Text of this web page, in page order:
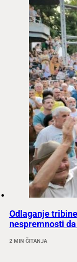
Odlaganje
nespremnosti
2 MIN ČITANJA